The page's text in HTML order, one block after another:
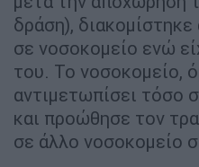
δράση),
σε νοσοκομείο ενώ
του. Το νοσοκομείο,
αντιμετωπίσει τόσο
και προώθησε τον
σε άλλο νοσοκομείο